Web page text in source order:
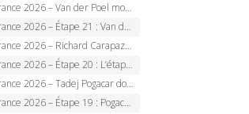
der Poel monumental à Paris, Pogacar égale le record des cinq sacres
: Van der Poel, Pogacar, qui succédera à Wout van Aert sur les Champs-Elysées ?
Carapaz roi des Alpes, doublé et maillot à pois, Seixas perd le podium
20 : L’étape reine, Galibier, Sarenne, Alpe d’Huez, qui succédera à Pogacar ?
Pogacar dompte l’Alpe d’Huez, 5e victoire, record de Pantani pulvérisé
Étape 19 : Pogacar peut-il enfin dompter l’Alpe d’Huez ?